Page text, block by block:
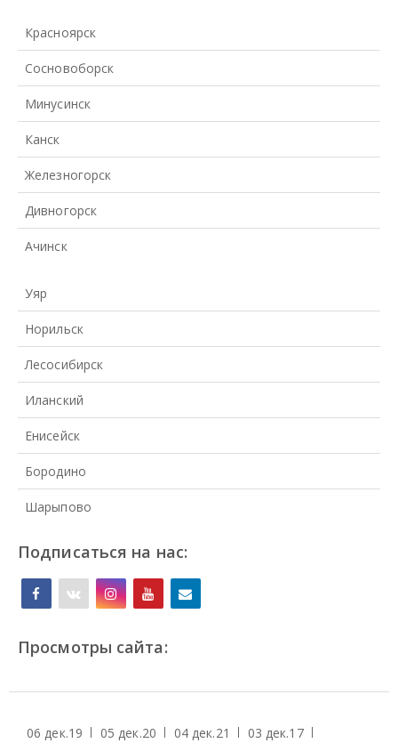
Красноярск
Сосновоборск
Минусинск
Канск
Железногорск
Дивногорск
Ачинск
Уяр
Норильск
Лесосибирск
Иланский
Енисейск
Бородино
Шарыпово
Подписаться на нас:
Просмотры сайта:
06 дек.19 05 дек.20 04 дек.21 03 дек.17